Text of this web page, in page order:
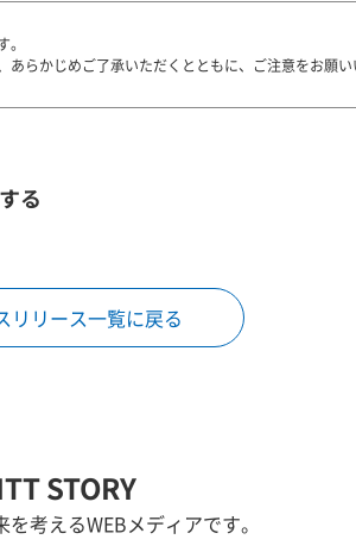
らかじめご了承いただくとともに、ご注意をお願い
る
リリース一覧に戻る
STORY
考えるWEBメディアです。